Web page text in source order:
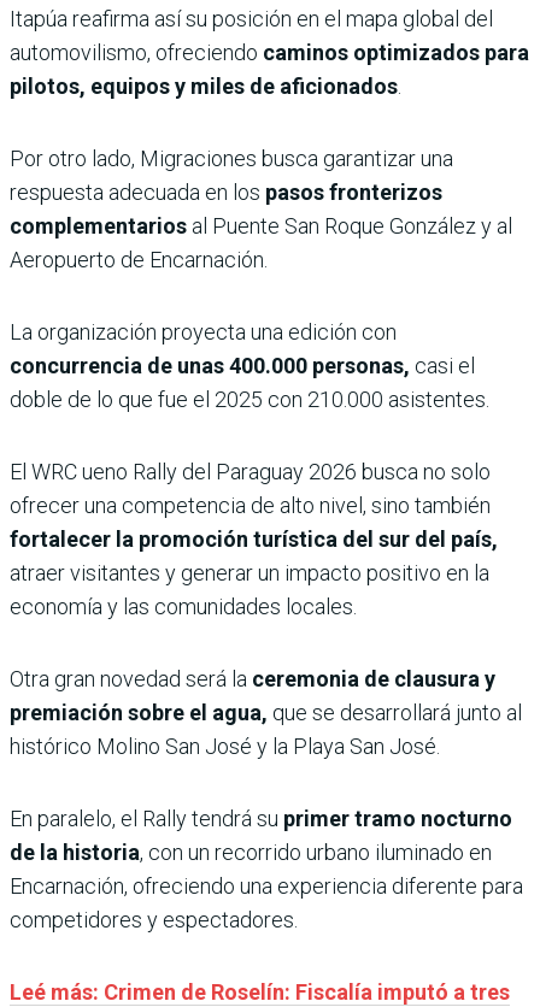
Itapúa reafirma así su posición en el mapa global del
automovilismo, ofreciendo caminos optimizados para
pilotos, equipos y miles de aficionados
Por otro lado, Migraciones busca garantizar una
respuesta adecuada en los pasos fronterizos
complementarios al Puente San Roque González y al
Aeropuerto de Encarnación.
La organización proyecta una edición con
concurrencia de unas 400.000 personas, casi el
doble de lo que fue el 2025 con 210.000 asistentes.
El WRC ueno Rally del Paraguay 2026 busca no solo
ofrecer una competencia de alto nivel, sino también
fortalecer la promoción turística del sur del país,
atraer visitantes y generar un impacto positivo en la
economía y las comunidades locales.
Otra gran novedad será la ceremonia de clausura y
premiación sobre el agua, que se desarrollará junto al
histórico Molino San José y la Playa San José.
En paralelo, el Rally tendrá su primer tramo nocturno
de la historia, con un recorrido urbano iluminado en
Encarnación, ofreciendo una experiencia diferente para
competidores y espectadores.
Leé más: Crimen de Roselín: Fiscalía imputó a tres